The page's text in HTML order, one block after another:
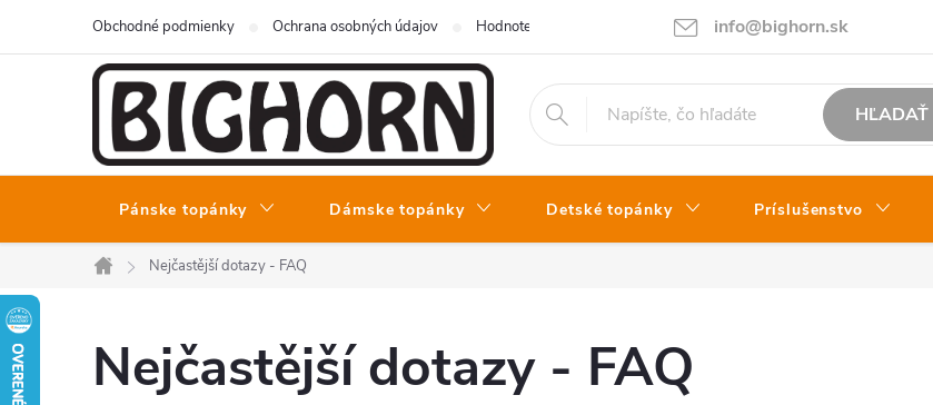
info@bighorn.sk
Obchodné podmienky Ochrana osobných údajov Hodnotenie obchodu Kontakt
HĽADAŤ
Pánske topánky Dámske topánky Detské topánky Príslušenstvo
Domov
Nejčastější dotazy - FAQ
Nejčastější dotazy - FAQ